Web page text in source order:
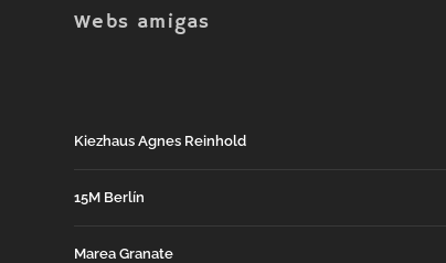
Webs amigas
Kiezhaus Agnes Reinhold
15M Berlín
Marea Granate